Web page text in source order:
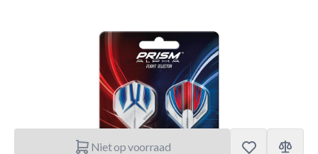
WINMAU.8120 Merk: Winmau
Niet op voorraad